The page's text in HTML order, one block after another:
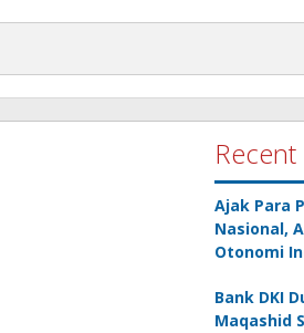
Recent
Ajak Para
Nasional,
Otonomi
Bank DKI
Maqashid